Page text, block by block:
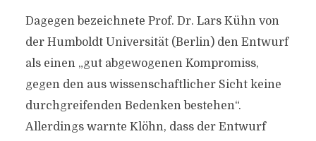
Dagegen bezeichnete Prof. Dr. Lars Kühn von
der Humboldt Universität (Berlin) den Entwurf
als einen „gut abgewogenen Kompromiss,
gegen den aus wissenschaftlicher Sicht keine
durchgreifenden Bedenken bestehen“.
Allerdings warnte Klöhn, dass der Entwurf